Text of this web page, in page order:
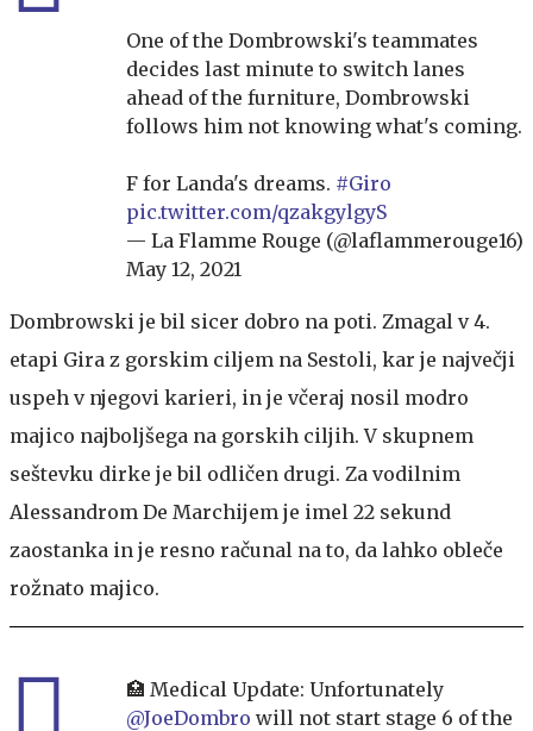
One of the Dombrowski's teammates
decides last minute to switch lanes
ahead of the furniture, Dombrowski
follows him not knowing what's coming.
F for Landa's dreams. #Giro
pic.twitter.com/qzakgylgyS
— La Flamme Rouge (@laflammerouge16)
May 12, 2021
Dombrowski je bil sicer dobro na poti. Zmagal v 4.
etapi Gira z gorskim ciljem na Sestoli, kar je največji
uspeh v njegovi karieri, in je včeraj nosil modro
majico najboljšega na gorskih ciljih. V skupnem
seštevku dirke je bil odličen drugi. Za vodilnim
Alessandrom De Marchijem je imel 22 sekund
zaostanka in je resno računal na to, da lahko obleče
rožnato majico.
🏥 Medical Update: Unfortunately
@JoeDombro will not start stage 6 of the